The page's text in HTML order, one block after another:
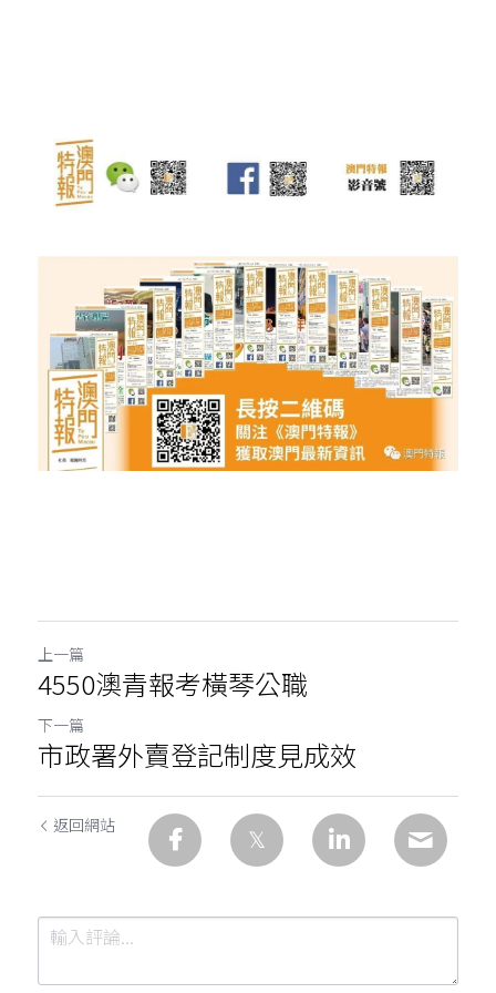
上一篇
4550澳青報考橫琴公職
下一篇
市政署外賣登記制度見成效
返回網站